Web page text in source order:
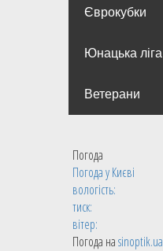
Єврокубки
Юнацька ліга
Ветерани
Погода
Погода уКиєві
вологість:
тиск:
вітер:
Погода наsinoptik.ua